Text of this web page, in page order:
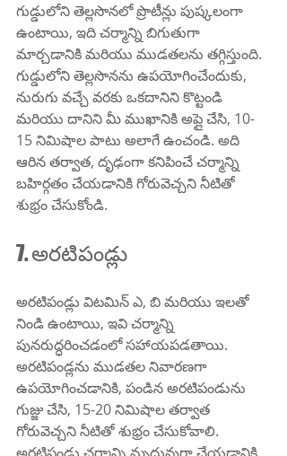
గుడ్డులోని తెల్లసొనలో ప్రొటీన్లు పుష్కలంగా
ఉంటాయి, ఇది చర్మాన్ని బిగుతుగా
మార్చడానికి మరియు ముడతలను తగ్గిస్తుంది.
గుడ్డులోని తెల్లసొనను ఉపయోగించేందుకు,
నురుగు వచ్చే వరకు ఒకదానిని కొట్టండి
మరియు దానిని మీ ముఖానికి అప్లై చేసి, 10-
15 నిమిషాల పాటు అలాగే ఉంచండి. అది
ఆరిన తర్వాత, దృఢంగా కనిపించే చర్మాన్ని
బహిర్గతం చేయడానికి గోరువెచ్చని నీటితో
శుభ్రం చేసుకోండి.
7. అరటిపండ్లు
అరటిపండ్లు విటమిన్ ఎ, బి మరియు ఇలతో
నిండి ఉంటాయి, ఇవి చర్మాన్ని
పునరుద్ధరించడంలో సహాయపడతాయి.
అరటిపండ్లను ముడతల నివారణగా
ఉపయోగించడానికి, పండిన అరటిపండును
గుజ్జు చేసి, 15-20 నిమిషాల తర్వాత
గోరువెచ్చని నీటితో శుభ్రం చేసుకోవాలి.